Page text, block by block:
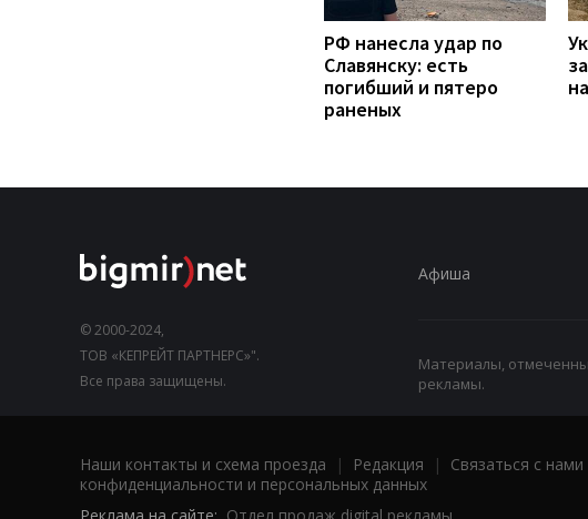
РФ нанесла удар по
Славянску: есть
погибший и пятеро
раненых
© 2000-2024,
ТОВ «КЕПРЕЙТ ПАРТНЕРС»".
Все права защищены.
Афиша
Материалы,
рекламы.
Наши контакты и схема проезда | Редакция | Связаться с нами
конфиденциальности и персональных данных